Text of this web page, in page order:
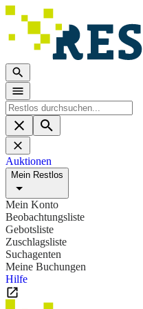
Auktionen
Mein Restlos
Mein Konto
Beobachtungsliste
Gebotsliste
Zuschlagsliste
Suchagenten
Meine Buchungen
Hilfe